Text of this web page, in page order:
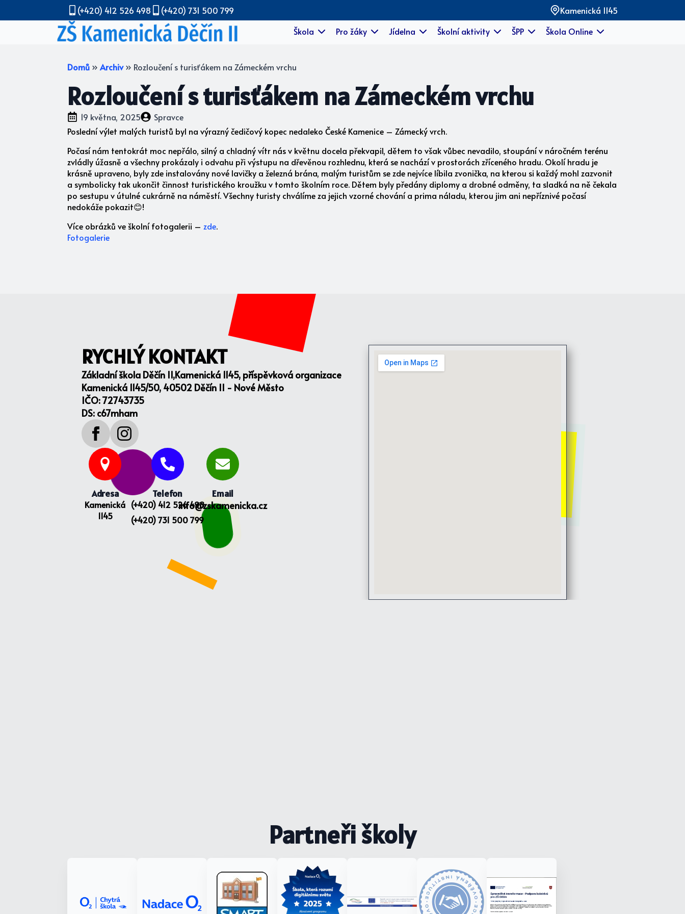
(+420) 412 526 498 (+420) 731 500 799
Kamenická 1145
Škola
Pro žáky Jídelna Školní aktivity ŠPP Škola Online
Domů » Archiv » Rozloučení s turisťákem na Zámeckém vrchu
Rozloučení s turisťákem na Zámeckém vrchu
19 května, 2025
Spravce
Poslední výlet malých turistů byl na výrazný čedičový kopec nedaleko České Kamenice – Zámecký vrch.
Počasí nám tentokrát moc nepřálo, silný a chladný vítr nás v květnu docela překvapil, dětem to však vůbec nevadilo, stoupání v náročném terénu
zvládly úžasně a všechny prokázaly i odvahu při výstupu na dřevěnou rozhlednu, která se nachází v prostorách zříceného hradu. Okolí hradu je
krásně upraveno, byly zde instalovány nové lavičky a železná brána, malým turistům se zde nejvíce líbila zvonička, na kterou si každý mohl zazvonit
a symbolicky tak ukončit činnost turistického kroužku v tomto školním roce. Dětem byly předány diplomy a drobné odměny, ta sladká na ně čekala
po sestupu v útulné cukrárně na náměstí. Všechny turisty chválíme za jejich vzorné chování a prima náladu, kterou jim ani nepříznivé počasí
nedokáže pokazit😊!
Více obrázků ve školní fotogalerii – zde.
Fotogalerie
RYCHLÝ KONTAKT
Základní škola Děčín II,Kamenická 1145, příspěvková organizace
Kamenická 1145/50, 40502 Děčín II - Nové Město
IČO: 72743735
DS: c67mham
Adresa
Kamenická
1145
Telefon
(+420) 412 526 498
(+420) 731 500 799
Email
info@zskamenicka.cz
Partneři školy